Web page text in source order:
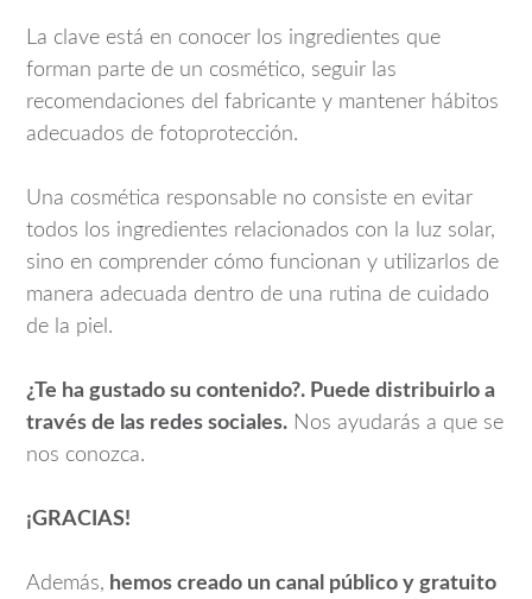
La clave está en conocer los ingredientes que
forman parte de un cosmético, seguir las
recomendaciones del fabricante y mantener hábitos
adecuados de fotoprotección.
Una cosmética responsable no consiste en evitar
todos los ingredientes relacionados con la luz solar,
sino en comprender cómo funcionan y utilizarlos de
manera adecuada dentro de una rutina de cuidado
de la piel.
¿Te ha gustado su contenido?. Puede distribuirlo a
través de las redes sociales. Nos ayudarás a que se
nos conozca.
¡GRACIAS!
Además, hemos creado un canal público y gratuito